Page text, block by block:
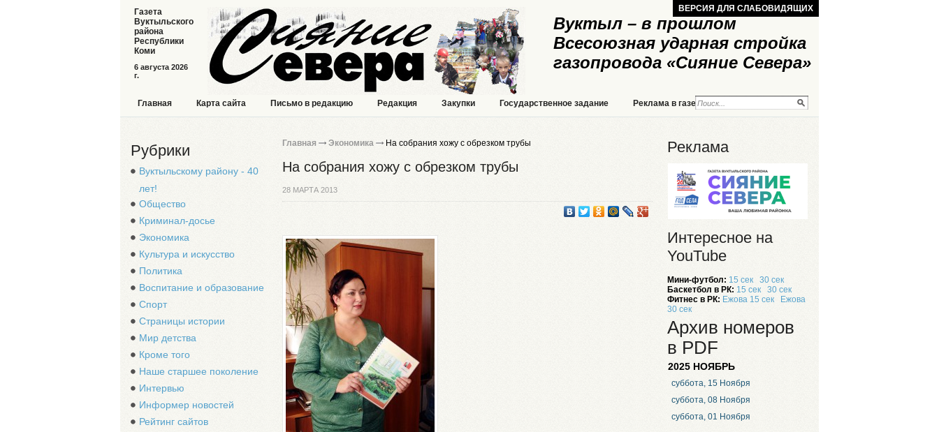
Вуктыл – в прошлом
Всесоюзная ударная стройка
газопровода «Сияние Севера»
6 августа 2026
г.
Газета
Вуктыльского
района
Республики
Коми
ВЕРСИЯ ДЛЯ СЛАБОВИДЯЩИХ
Главная Карта сайта Письмо в редакцию Редакция Закупки Государственное задание Реклама в газете Реклама на сайте
Рубрики
Вуктыльскому району - 40
лет!
Общество
Криминал-досье
Экономика
Культура и искусство
Политика
Воспитание и образование
Спорт
Страницы истории
Мир детства
Кроме того
Наше старшее поколение
Интервью
Информер новостей
Рейтинг сайтов
Главная Экономика На собрания хожу с обрезком трубы
На собрания хожу с обрезком трубы
28 МАРТА 2013
Реклама
Интересное на
YouTube
Мини-футбол: 15 сек
30 сек
Баскетбол в РК: 15 сек
30 сек
Фитнес в РК: Ежова 15 сек
Ежова
30 сек
Архив номеров
в PDF
2025 НОЯБРЬ
суббота, 15 Ноября
суббота, 08 Ноября
суббота, 01 Ноября